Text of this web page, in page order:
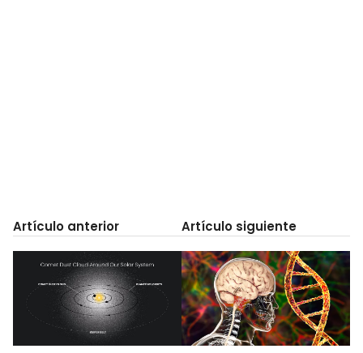
Artículo anterior Artículo siguiente